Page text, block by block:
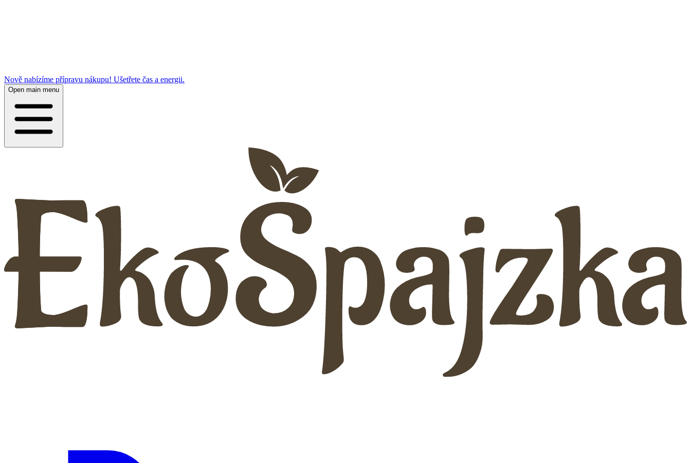
Nově nabízíme přípravu nákupu! Ušetřete čas a energii.
Open main menu